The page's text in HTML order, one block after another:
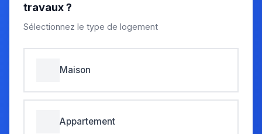
travaux ?
Sélectionnez le type de logement
Maison
Appartement